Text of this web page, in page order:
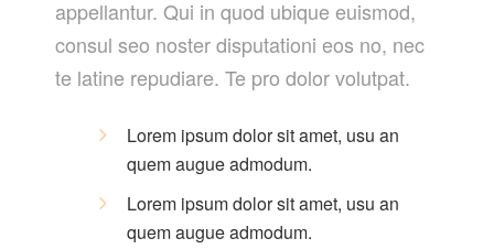
appellantur. Qui in quod ubique euismod,
consul seo noster disputationi eos no, nec
te latine repudiare. Te pro dolor volutpat.
Lorem ipsum dolor sit amet, usu an
quem augue admodum.
Lorem ipsum dolor sit amet, usu an
quem augue admodum.